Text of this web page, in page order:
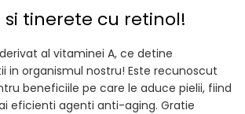
si tinerete cu retinol!
al vitaminei A, ce detine
in organismul nostru! Este recunoscut
beneficiile pe care le aduce pielii, fiind
eficienti agenti anti-aging. Gratie